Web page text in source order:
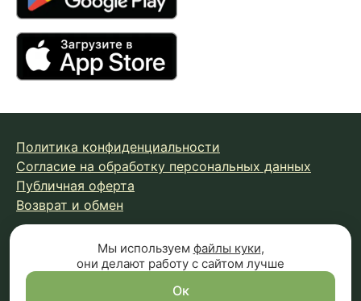
Политика конфиденциальности
Согласие на обработку персональных данных
Публичная оферта
Возврат и обмен
© 2026 Fungiline — зарегистрированная торговая марка.
Копирование материалов с сайта запрещено.
Вся информация на сайте носит справочный характер и
Мы используем файлы куки,
они делают работу с сайтом лучше
Ок